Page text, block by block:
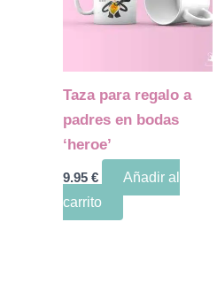
Taza para regalo a
padres en bodas
‘heroe’
9.95 €
Añadir al
carrito